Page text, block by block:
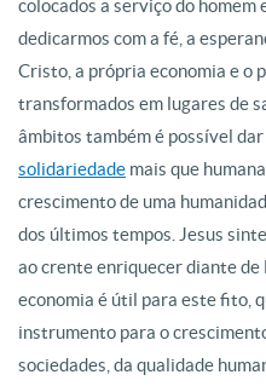
colocados a serviço do homem
dedicarmos com a fé, a
Cristo, a própria economia e o
transformados em lugares de
âmbitos também é possível
solidariedade mais que
crescimento de uma
dos últimos tempos. Jesus
ao crente enriquecer diante de
economia é útil para este fito,
instrumento para o
sociedades, da qualidade